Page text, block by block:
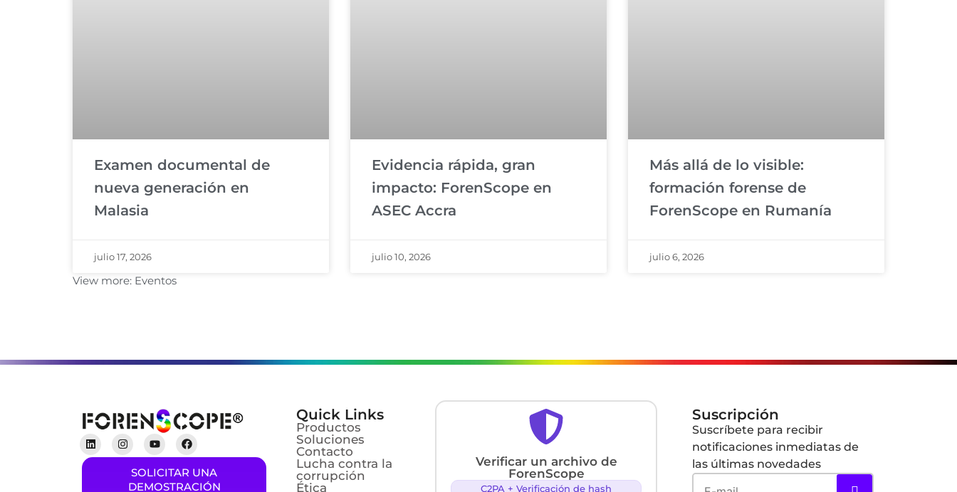
Examen documental de
nueva generación en
Malasia
julio 17, 2026
Evidencia rápida, gran
impacto: ForenScope en
ASEC Accra
julio 10, 2026
Más allá de lo visible:
formación forense de
ForenScope en Rumanía
julio 6, 2026
View more: Eventos
SOLICITAR UNA
DEMOSTRACIÓN
Quick Links
Productos
Soluciones
Contacto
Lucha contra la
corrupción
Ética
Verificar un archivo de
ForenScope
C2PA + Verificación de hash
Suscripción
Suscríbete para recibir
notificaciones inmediatas de
las últimas novedades